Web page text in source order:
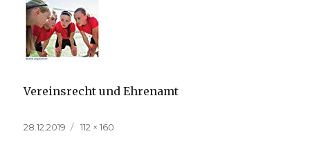
Vereinsrecht und Ehrenamt
Veröffentlicht
28.12.2019
Volle
112 × 160